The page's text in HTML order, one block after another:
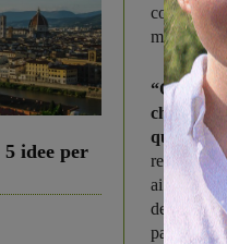
idee per
con gli
ma una
“Oggi la
che
ai nostri
detto
partito dei